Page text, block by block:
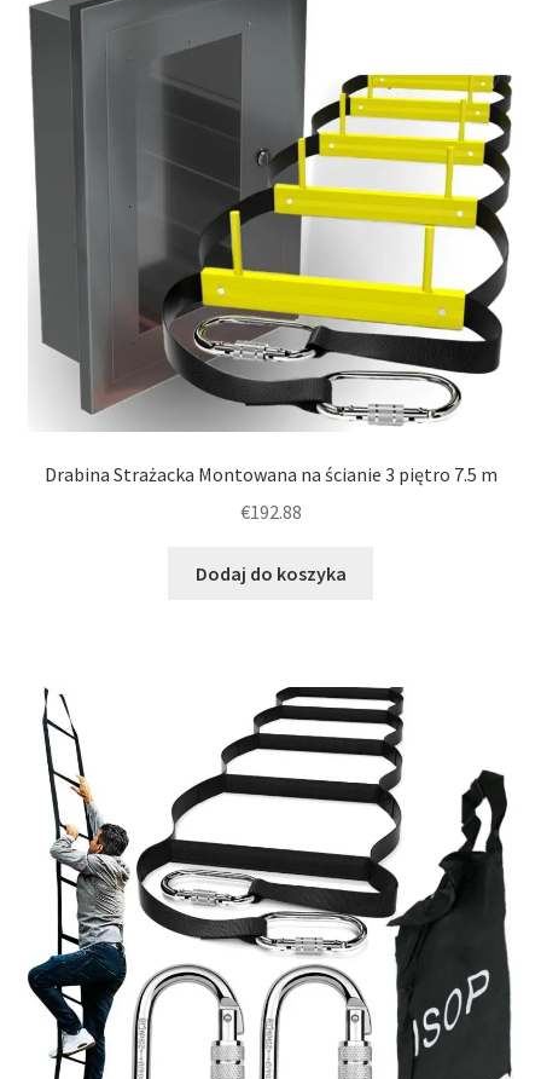
Drabina Strażacka Montowana na ścianie 3 piętro 7.5 m
€192.88
Dodaj do koszyka